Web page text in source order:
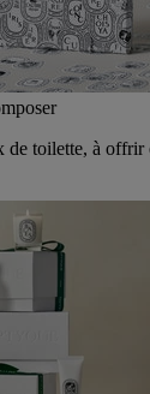
de toilette, à offrir